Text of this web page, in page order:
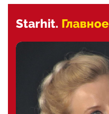
Starhit. Главное